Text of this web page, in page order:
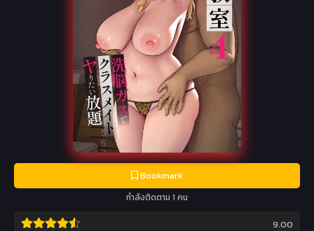
Bookmark
กำลังติดตาม 1 คน
9.00